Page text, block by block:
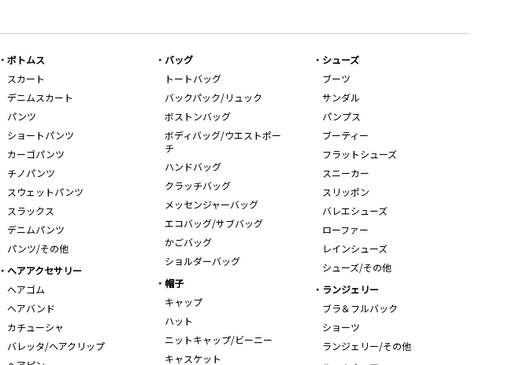
ボトムス
スカート
デニムスカート
パンツ
ショートパンツ
カーゴパンツ
チノパンツ
スウェットパンツ
スラックス
デニムパンツ
パンツ/その他
バッグ
トートバッグ
バックパック/リュック
ボストンバッグ
ボディバッグ/ウエストポー
チ
ハンドバッグ
クラッチバッグ
メッセンジャーバッグ
エコバッグ/サブバッグ
かごバッグ
ショルダーバッグ
シューズ
ブーツ
サンダル
パンプス
ブーティー
フラットシューズ
スニーカー
スリッポン
バレエシューズ
ローファー
レインシューズ
シューズ/その他
ヘアアクセサリー
ヘアゴム
ヘアバンド
カチューシャ
バレッタ/ヘアクリップ
帽子
キャップ
ハット
ニットキャップ/ビーニー
キャスケット
ランジェリー
ブラ＆フルバック
ショーツ
ランジェリー/その他